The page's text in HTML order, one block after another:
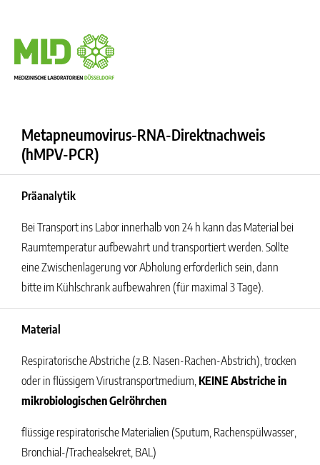
Metapneumovirus-RNA-Direktnachweis
(hMPV-PCR)
Präanalytik
Bei Transport ins Labor innerhalb von 24 h kann das Material bei
Raumtemperatur aufbewahrt und transportiert werden. Sollte
eine Zwischenlagerung vor Abholung erforderlich sein, dann
bitte im Kühlschrank aufbewahren (für maximal 3 Tage).
Material
Respiratorische Abstriche (z.B. Nasen-Rachen-Abstrich), trocken
oder in flüssigem Virustransportmedium,KEINE Abstriche in
mikrobiologischen Gelröhrchen
flüssige respiratorische Materialien (Sputum, Rachenspülwasser,
Bronchial-/Trachealsekret, BAL)